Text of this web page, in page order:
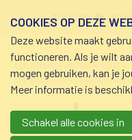
schuldhulp • sociaal krediet •
budgetbeheer •
Main navigation
COOKIES OP DEZE
Deze website maakt
functioneren. Als je wilt
mogen gebruiken, kan je
Meer informatie is
Schakel alle cookies in